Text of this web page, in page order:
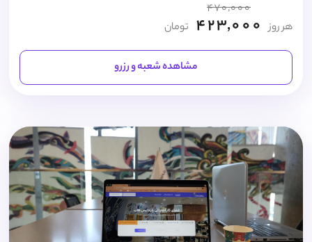
هر روز
470,000
423,000 تومان
مشاهده شعبه و رزرو